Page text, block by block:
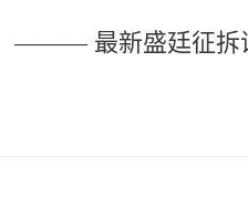
——— 最新盛廷征